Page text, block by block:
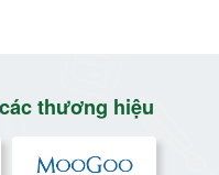
thương hiệu